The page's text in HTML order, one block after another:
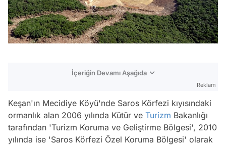
İçeriğin Devamı Aşağıda
Reklam
Keşan'ın Mecidiye Köyü'nde Saros Körfezi kıyısındaki
ormanlık alan 2006 yılında Kütür ve Turizm Bakanlığı
tarafından 'Turizm Koruma ve Geliştirme Bölgesi', 2010
yılında ise 'Saros Körfezi Özel Koruma Bölgesi' olarak